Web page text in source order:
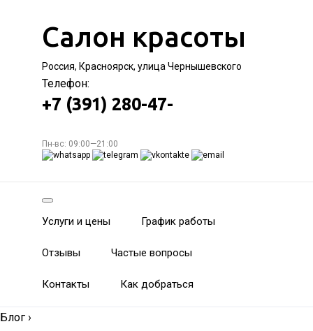
Салон красоты
Россия, Красноярск, улица Чернышевского
Телефон:
+7 (391) 280-47-
Пн-вс: 09:00—21:00
Услуги и цены График работы
Отзывы Частые вопросы
Контакты Как добраться
Блог ›